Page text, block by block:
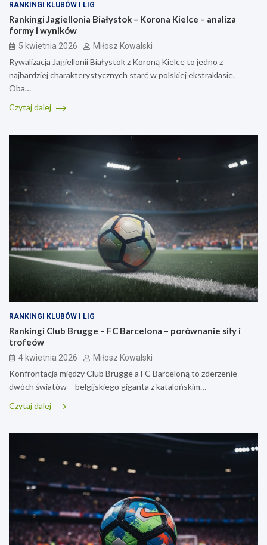
RANKINGI KLUBÓW I LIG
Rankingi Jagiellonia Białystok – Korona Kielce – analiza
formy i wyników
5 kwietnia 2026 Miłosz Kowalski
Rywalizacja Jagiellonii Białystok z Koroną Kielce to jedno z
najbardziej charakterystycznych starć w polskiej ekstraklasie.
Oba…
Czytaj dalej
RANKINGI KLUBÓW I LIG
Rankingi Club Brugge – FC Barcelona – porównanie siły i
trofeów
4 kwietnia 2026 Miłosz Kowalski
Konfrontacja między Club Brugge a FC Barceloną to zderzenie
dwóch światów – belgijskiego giganta z katalońskim…
Czytaj dalej